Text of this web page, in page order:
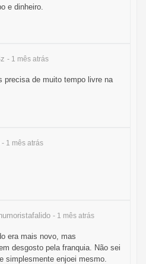
e dinheiro.
- 1 mês atrás
precisa de muito tempo livre na
- 1 mês atrás
- 1 mês atrás
era mais novo, mas
desgosto pela franquia. Não sei
simplesmente enjoei mesmo.